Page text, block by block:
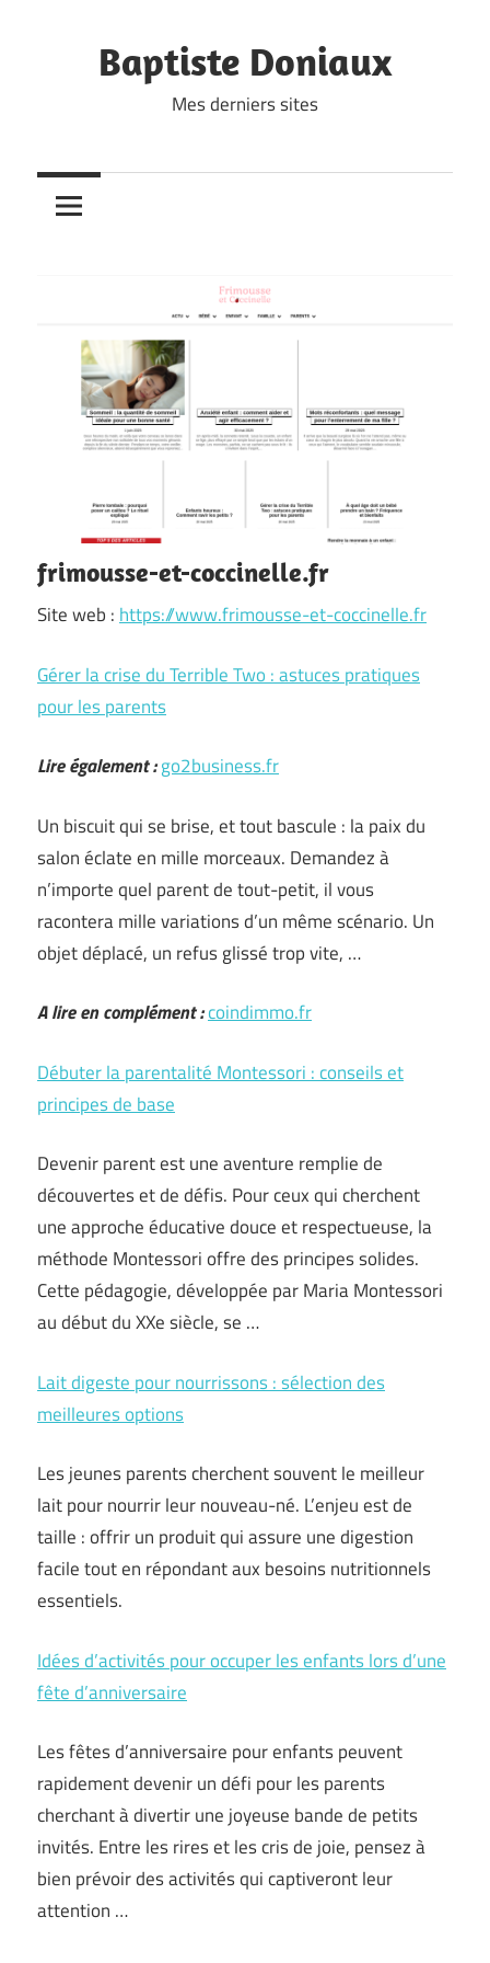
Baptiste Doniaux
Mes derniers sites
frimousse-et-coccinelle.fr
Site web : https://www.frimousse-et-coccinelle.fr
Gérer la crise du Terrible Two : astuces pratiques
pour les parents
Lire également :go2business.fr
Un biscuit qui se brise, et tout bascule : la paix du
salon éclate en mille morceaux. Demandez à
n’importe quel parent de tout-petit, il vous
racontera mille variations d’un même scénario. Un
objet déplacé, un refus glissé trop vite, …
A lire en complément :coindimmo.fr
Débuter la parentalité Montessori : conseils et
principes de base
Devenir parent est une aventure remplie de
découvertes et de défis. Pour ceux qui cherchent
une approche éducative douce et respectueuse, la
méthode Montessori offre des principes solides.
Cette pédagogie, développée par Maria Montessori
au début du XXe siècle, se …
Lait digeste pour nourrissons : sélection des
meilleures options
Les jeunes parents cherchent souvent le meilleur
lait pour nourrir leur nouveau-né. L’enjeu est de
taille : offrir un produit qui assure une digestion
facile tout en répondant aux besoins nutritionnels
essentiels.
Idées d’activités pour occuper les enfants lors d’une
fête d’anniversaire
Les fêtes d’anniversaire pour enfants peuvent
rapidement devenir un défi pour les parents
cherchant à divertir une joyeuse bande de petits
invités. Entre les rires et les cris de joie, pensez à
bien prévoir des activités qui captiveront leur
attention …